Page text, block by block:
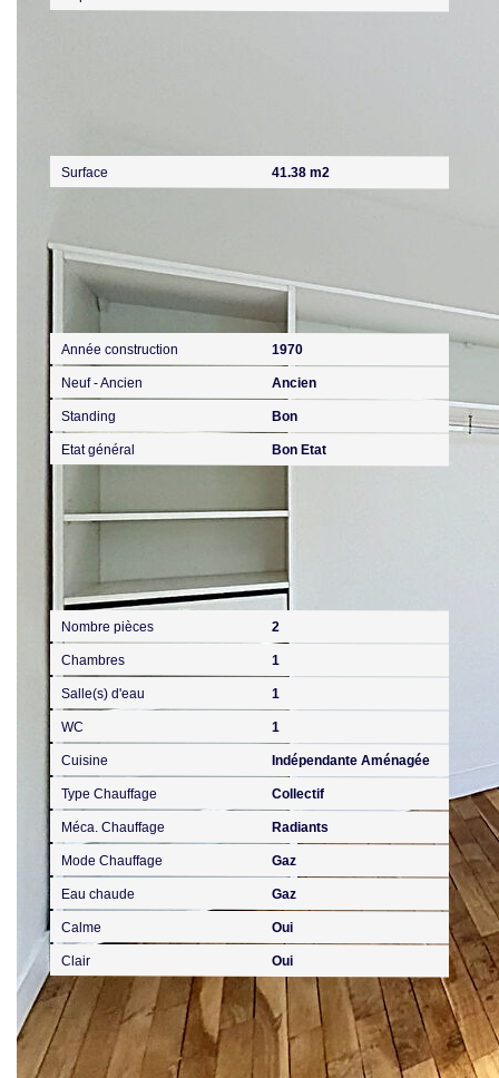
Surface 41.38 m2
Extérieur
Année construction 1970
Neuf - Ancien Ancien
Standing Bon
Etat général Bon Etat
Intérieur
Nombre pièces 2
Chambres 1
Salle(s) d'eau 1
WC 1
Cuisine Indépendante Aménagée
Type Chauffage Collectif
Méca. Chauffage Radiants
Mode Chauffage Gaz
Eau chaude Gaz
Calme Oui
Clair Oui